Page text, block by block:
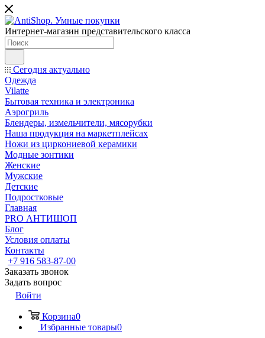
Интернет-магазин представительского класса
Сегодня актуально
Одежда
Vilatte
Бытовая техника и электроника
Аэрогриль
Блендеры, измельчители, мясорубки
Наша продукция на маркетплейсах
Ножи из циркониевой керамики
Модные зонтики
Женские
Мужские
Детские
Подростковые
Главная
PRO АНТИШОП
Блог
Условия оплаты
Контакты
+7 916 583-87-00
Заказать звонок
Задать вопрос
Войти
Корзина0
Избранные товары0